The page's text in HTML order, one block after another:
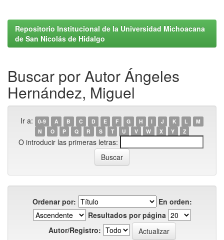
Repositorio Institucional de la Universidad Michoacana
de San Nicolás de Hidalgo
Buscar por Autor Ángeles
Hernández, Miguel
Ir a: 0-9 A B C D E F G H I J K L
M
N
O P Q R S T U V W X Y Z
O introducir las primeras letras:
Ordenar por:
En orden:
Resultados por página
Autor/Registro: